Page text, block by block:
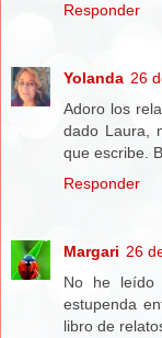
Responder
Yolanda 26
Adoro los
dado Laura,
que escribe.
Responder
Margari 26
No he leído
estupenda
libro de